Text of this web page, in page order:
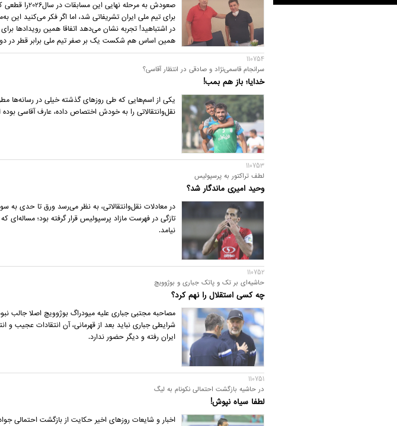
برای تیم ملی ایران تشریفاتی شد، اما اگر فکر می‌کنید
در اشتباهید! تجربه نشان می‌دهد اتفاقا همین رویدادها
همین اساس هم شکست یک بر صفر تیم ملی برابر قطر در
قلعه‌نویی داشته باشد.
110754
سرانجام قاسمی‌نژاد و صادقی در انتظار آقاسی؟
خدایا؛ باز هم بمب!
یکی از اسم‌هایی که طی روزهای گذشته خیلی در رسانه‌ها
نقل‌وانتقالاتی را به خودش اختصاص داده، عارف آقاسی
110753
لطف تراکتور به پرسپولیس
وحید امیری ماندگار شد؟
در معادلات نقل‌وانتقالاتی، به نظر می‌رسد ورق تا حدی به
تازگی در فهرست مازاد پرسپولیس قرار گرفته بود؛
نیامد.
110752
حاشیه‌ای بر تک و پاتک جباری و بوژوویچ
چه کسی استقلال را نهم کرد؟
مصاحبه مجتبی جباری علیه میودراگ بوژوویچ اصلا جالب
شرایطی جباری نباید بعد از قهرمانی، آن انتقادات عجیب و
ایران رفته و دیگر حضور ندارد.
110751
در حاشیه بازگشت احتمالی نکونام به لیگ
لطفا سیاه نپوش!
اخبار و شایعات روزهای اخیر حکایت از بازگشت احتمالی